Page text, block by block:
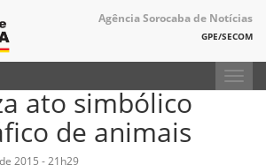
Agência Sorocaba de Notícias
GPE/SECOM
ato simbólico
de animais
2015 - 21h29